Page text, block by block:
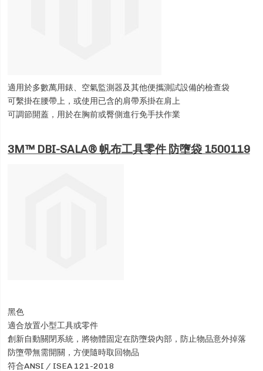
適用於多數萬用錶、空氣監測器及其他便攜測試設備的檢查袋
可繫掛在腰帶上，或使用已含的肩帶系掛在肩上
可調節開蓋，用於在胸前或臀側進行免手扶作業
3M™ DBI-SALA® 帆布工具零件 防墮袋 1500119
黑色
適合放置小型工具或零件
創新自動關閉系統，將物體固定在防墮袋內部，防止物品意外掉落
防墮帶無需開關，方便隨時取回物品
符合ANSI / ISEA 121-2018